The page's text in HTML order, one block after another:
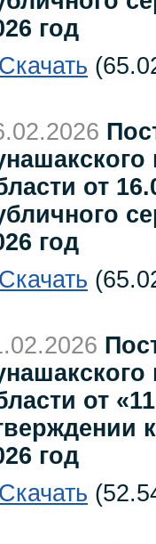
год
Скачать
от
год
Скачать
от
год
Скачать